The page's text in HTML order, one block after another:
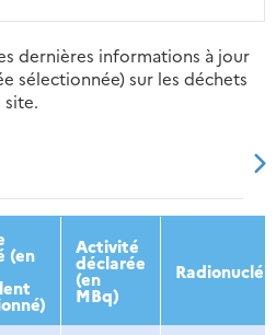
dernières informations à jour
sélectionnée) sur les déchets
site.
2015 2016
(en Activité
déclarée
(en
MBq)